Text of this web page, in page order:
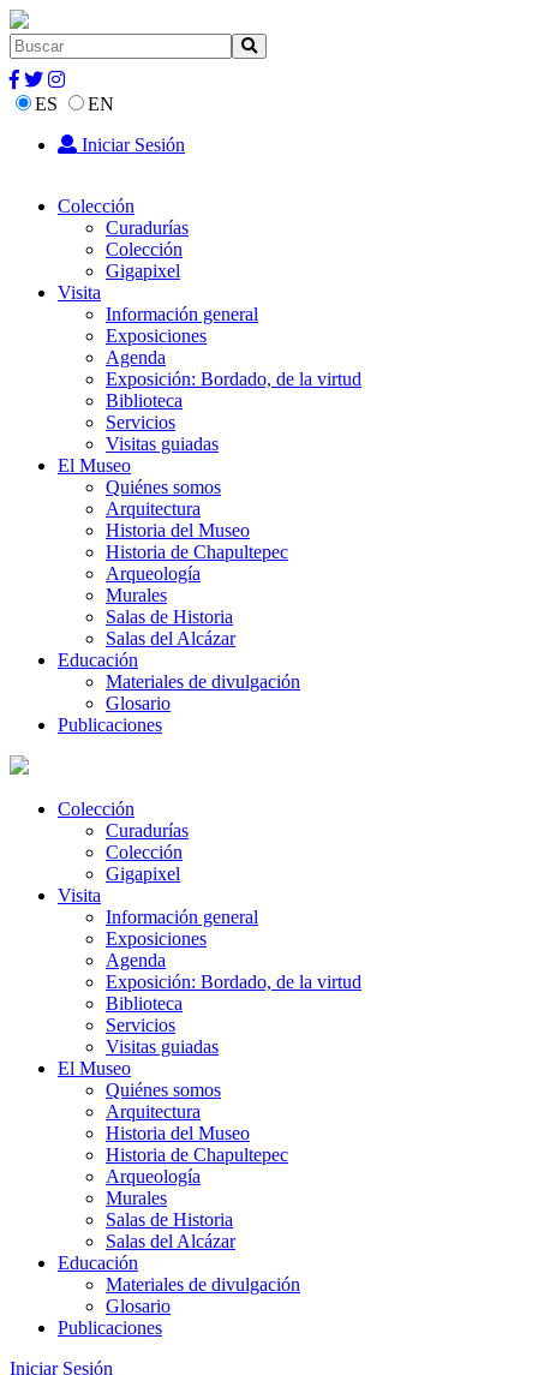
ES
EN
Iniciar Sesión
Colección
Curadurías
Colección
Gigapixel
Visita
Información general
Exposiciones
Agenda
Exposición: Bordado, de la virtud
Biblioteca
Servicios
Visitas guiadas
El Museo
Quiénes somos
Arquitectura
Historia del Museo
Historia de Chapultepec
Arqueología
Murales
Salas de Historia
Salas del Alcázar
Educación
Materiales de divulgación
Glosario
Publicaciones
Colección
Curadurías
Colección
Gigapixel
Visita
Información general
Exposiciones
Agenda
Exposición: Bordado, de la virtud
Biblioteca
Servicios
Visitas guiadas
El Museo
Quiénes somos
Arquitectura
Historia del Museo
Historia de Chapultepec
Arqueología
Murales
Salas de Historia
Salas del Alcázar
Educación
Materiales de divulgación
Glosario
Publicaciones
Iniciar Sesión